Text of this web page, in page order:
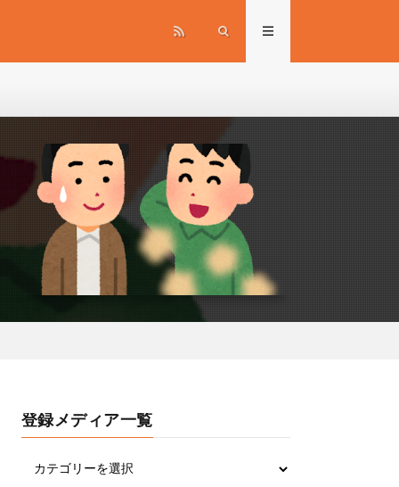
登録メディア一覧